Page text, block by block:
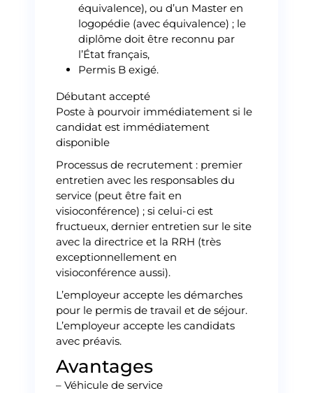
équivalence), ou d’un Master en
logopédie (avec équivalence) ; le
diplôme doit être reconnu par
l’État français,
Permis B exigé.
Débutant accepté
Poste à pourvoir immédiatement si le
candidat est immédiatement
disponible
Processus de recrutement : premier
entretien avec les responsables du
service (peut être fait en
visioconférence) ; si celui-ci est
fructueux, dernier entretien sur le site
avec la directrice et la RRH (très
exceptionnellement en
visioconférence aussi).
L’employeur accepte les démarches
pour le permis de travail et de séjour.
L’employeur accepte les candidats
avec préavis.
Avantages
– Véhicule de service